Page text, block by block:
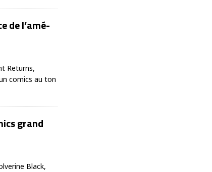
de l’amé-
Returns,
comics au ton
grand
Black,